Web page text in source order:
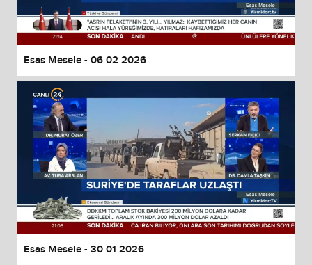
Esas Mesele - 06 02 2026
Esas Mesele - 30 01 2026